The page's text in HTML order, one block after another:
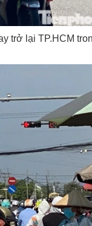
trở lại TP.HCM